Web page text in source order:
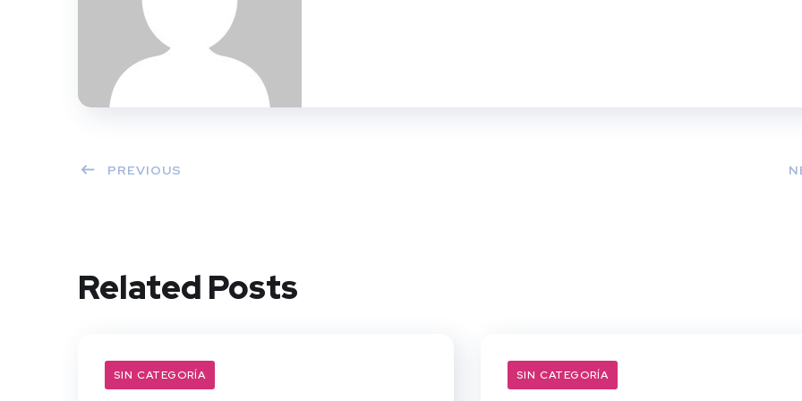
PREVIOUS
Related Posts
SIN CATEGORÍA SIN CATEGORÍA